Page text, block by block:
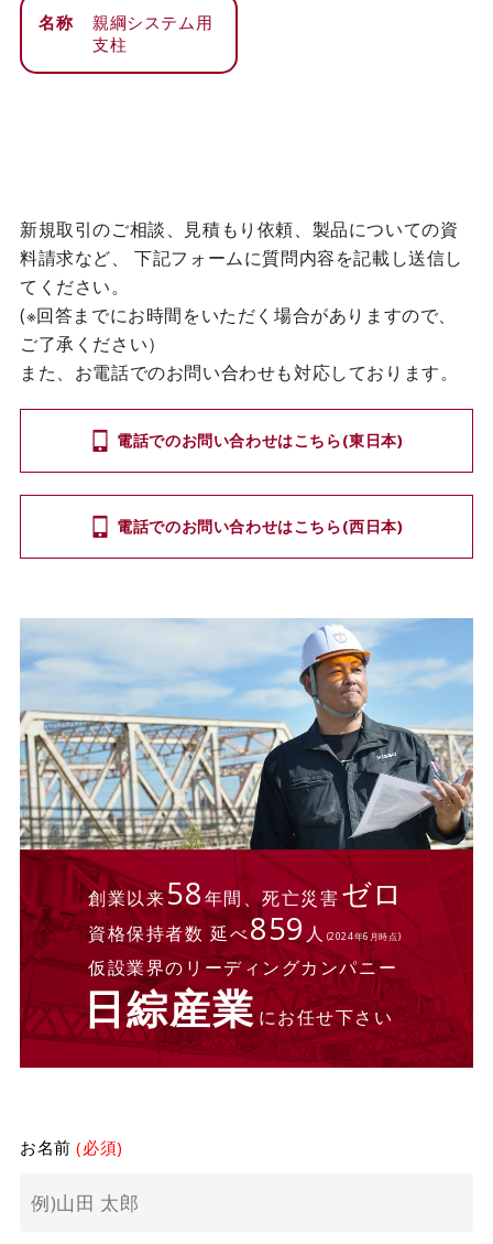
名称
親綱システム用
支柱
新規取引のご相談、見積もり依頼、製品についての資
料請求など、
下記フォームに質問内容を記載し送信し
てください。
(※回答までにお時間をいただく場合がありますので、
ご了承ください）
また、お電話でのお問い合わせも対応しております。
電話でのお問い合わせはこちら(東日本)
電話でのお問い合わせはこちら(西日本)
創業以来58年間、死亡災害ゼロ
資格保持者数 延べ859人 (2024年6月時点)
仮設業界のリーディングカンパニー
日綜産業にお任せ下さい
お名前(必須)